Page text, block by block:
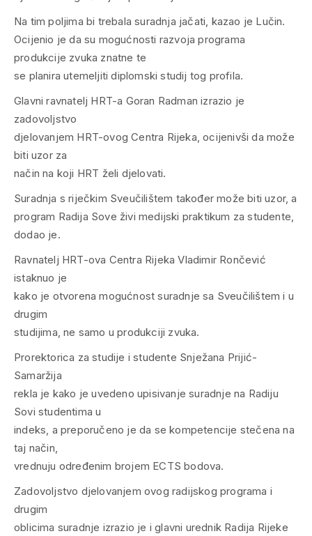
Na tim poljima bi trebala suradnja jačati, kazao je Lučin.
Ocijenio je da su mogućnosti razvoja programa
produkcije zvuka znatne te
se planira utemeljiti diplomski studij tog profila.
Glavni ravnatelj HRT-a Goran Radman izrazio je
zadovoljstvo
djelovanjem HRT-ovog Centra Rijeka, ocijenivši da može
biti uzor za
način na koji HRT želi djelovati.
Suradnja s riječkim Sveučilištem također može biti uzor, a
program Radija Sove živi medijski praktikum za studente,
dodao je.
Ravnatelj HRT-ova Centra Rijeka Vladimir Rončević
istaknuo je
kako je otvorena mogućnost suradnje sa Sveučilištem i u
drugim
studijima, ne samo u produkciji zvuka.
Prorektorica za studije i studente Snježana Prijić-
Samaržija
rekla je kako je uvedeno upisivanje suradnje na Radiju
Sovi studentima u
indeks, a preporučeno je da se kompetencije stečena na
taj način,
vrednuju određenim brojem ECTS bodova.
Zadovoljstvo djelovanjem ovog radijskog programa i
drugim
oblicima suradnje izrazio je i glavni urednik Radija Rijeke